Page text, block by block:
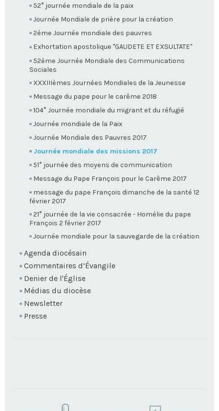
52° journée mondiale de la paix
Journée Mondiale de prière pour la création
2ème Journée mondiale des pauvres
Exhortation apostolique "GAUDETE ET EXSULTATE"
52ème Journée Mondiale des Communications
Sociales
XXXIIIèmes Journées Mondiales de la Jeunesse
Message du pape pour le carême 2018
104° Journée mondiale du migrant et du réfugié
Journée mondiale de la Paix
Journée Mondiale des Pauvres 2017
Journée mondiale des missions 2017
51° journée des moyens de communication
Message du Pape François pour le Carême 2017
message du pape François dimanche de la santé 12
février 2017
21° journée de la vie consacrée - Homélie du pape
François 2 février 2017
Journée mondiale pour la sauvegarde de la création
Agenda diocésain
Commentaires d’Évangile
Denier de l'Église
Médias du diocèse
Newsletter
Presse